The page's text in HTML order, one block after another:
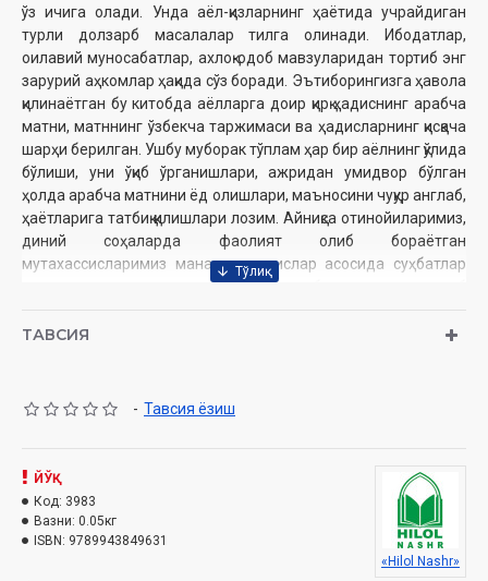
ўз ичига олади. Унда аёл-қизларнинг ҳаётида учрайдиган
турли долзарб масалалар тилга олинади. Ибодатлар,
оилавий муносабатлар, ахлоқ-одоб мавзуларидан тортиб энг
зарурий аҳкомлар ҳақида сўз боради. Эътиборингизга ҳавола
қилинаётган бу китобда аёлларга доир қирқ ҳадиснинг арабча
матни, матннинг ўзбекча таржимаси ва ҳадисларнинг қисқача
шарҳи берилган. Ушбу муборак тўплам ҳар бир аёлнинг қўлида
бўлиши, уни ўқиб ўрганишлари, ажридан умидвор бўлган
ҳолда арабча матнини ёд олишлари, маъносини чуқур англаб,
ҳаётларига татбиқ қилишлари лозим. Айниқса отинойиларимиз,
диний соҳаларда фаолият олиб бораётган
мутахассисларимиз мана шу ҳадислар асосида суҳбатлар
уюштиришлари, уларни таълим ва тарбия учун асос килиб
ва шарҳини ўқиб чиқар эканман, улардан олган энг катта
таълимига ҳарис бўлганларидир. Ушбу маънони мазкур
Муаллиф:
Таржимон:
Нашриёт:«Hilol-Nashr» нашриёт-матбааси
Ҳажми:64 бет
ТАВСИЯ
- Тавсия ёзиш
ЙЎҚ
Код: 3983
Вазни: 0.05кг
ISBN: 9789943849631
«Hilol Nashr»